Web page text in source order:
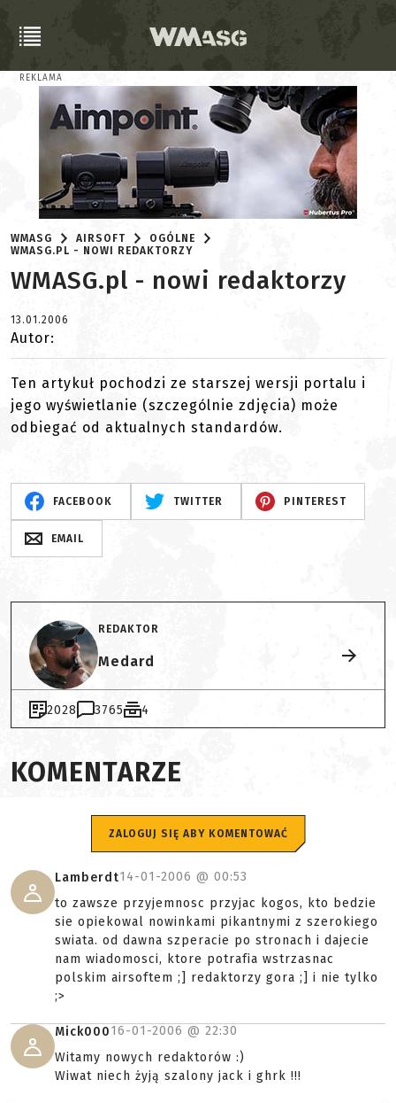
REKLAMA
WMASG AIRSOFT
OGÓLNE
WMASG.PL - NOWI REDAKTORZY
WMASG.pl - nowi redaktorzy
13.01.2006
Autor:
Ten artykuł pochodzi ze starszej wersji portalu i
jego wyświetlanie (szczególnie zdjęcia) może
odbiegać od aktualnych standardów.
FACEBOOK TWITTER PINTEREST
EMAIL
REDAKTOR
Medard
2028 3765 4
KOMENTARZE
ZALOGUJ SIĘ ABY KOMENTOWAĆ
Lamberdt14-01-2006 @ 00:53
to zawsze przyjemnosc przyjac kogos, kto bedzie
sie opiekowal nowinkami pikantnymi z szerokiego
swiata. od dawna szperacie po stronach i dajecie
nam wiadomosci, ktore potrafia wstrzasnac
polskim airsoftem ;] redaktorzy gora ;] i nie tylko
;>
Mick00016-01-2006 @ 22:30
Witamy nowych redaktorów :)
Wiwat niech żyją szalony jack i ghrk !!!